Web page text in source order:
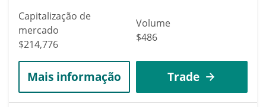
Capitalização de
mercado
$214,776
Volume
$486
Mais informação Trade